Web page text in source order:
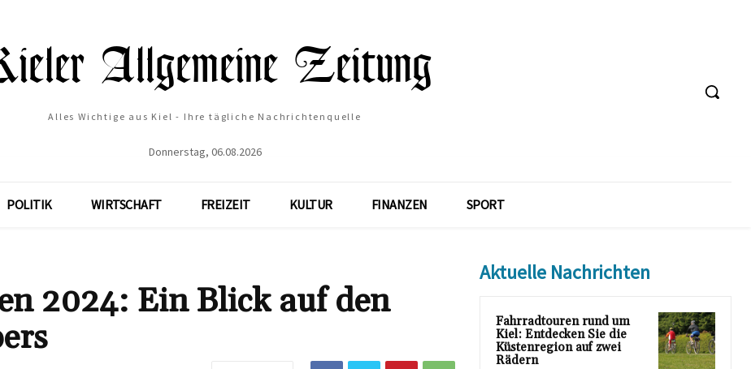
Alles Wichtige aus Kiel - Ihre tägliche Nachrichtenquelle
Donnerstag, 06.08.2026
POLITIK WIRTSCHAFT FREIZEIT KULTUR FINANZEN SPORT
2024: Ein Blick auf den
Aktuelle Nachrichten
Fahrradtouren rund um
Kiel: Entdecken Sie die
Küstenregion auf zwei
Rädern